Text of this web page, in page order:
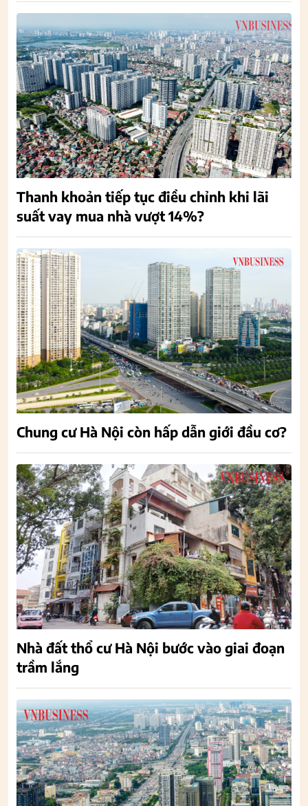
Thanh khoản tiếp tục điều chỉnh khi lãi
suất vay mua nhà vượt 14%?
Chung cư Hà Nội còn hấp dẫn giới đầu cơ?
Nhà đất thổ cư Hà Nội bước vào giai đoạn
trầm lắng